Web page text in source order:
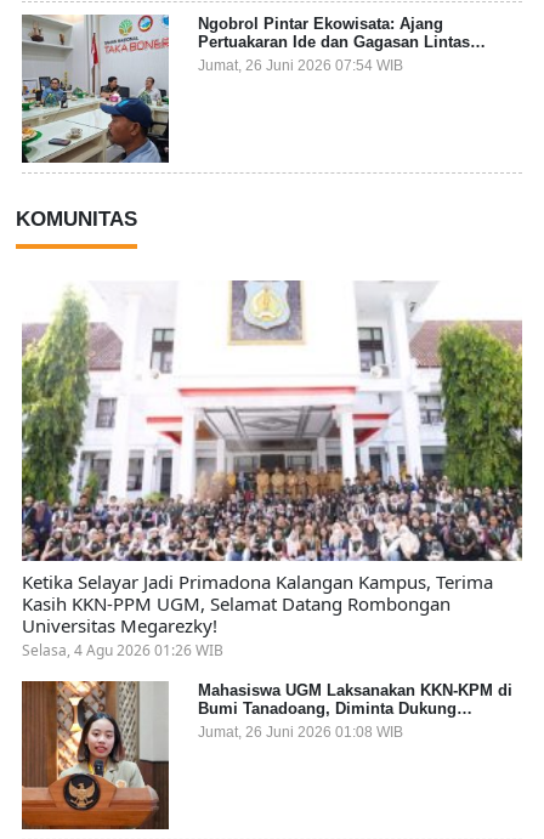
Ngobrol Pintar Ekowisata: Ajang
Pertuakaran Ide dan Gagasan Lintas
Sektor
Jumat, 26 Juni 2026 07:54 WIB
KOMUNITAS
Ketika Selayar Jadi Primadona Kalangan Kampus, Terima
Kasih KKN-PPM UGM, Selamat Datang Rombongan
Universitas Megarezky!
Selasa, 4 Agu 2026 01:26 WIB
Mahasiswa UGM Laksanakan KKN-KPM di
Bumi Tanadoang, Diminta Dukung
Gemerlap dan Beri Solusi pada Persoalan
Sampah Pesisir
Jumat, 26 Juni 2026 01:08 WIB